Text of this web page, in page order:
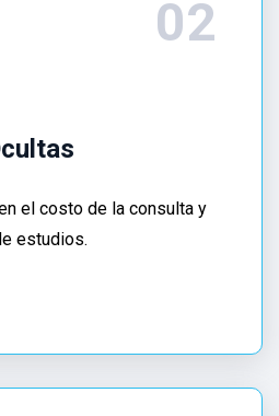
el costo de la consulta y
estudios.